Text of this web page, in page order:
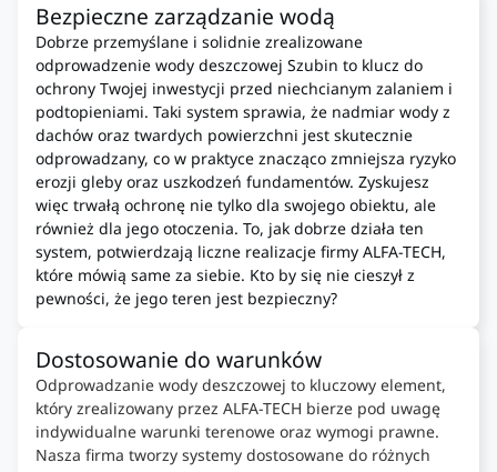
Bezpieczne zarządzanie wodą
Dobrze przemyślane i solidnie zrealizowane
odprowadzenie wody deszczowej Szubin to klucz do
ochrony Twojej inwestycji przed niechcianym zalaniem i
podtopieniami. Taki system sprawia, że nadmiar wody z
dachów oraz twardych powierzchni jest skutecznie
odprowadzany, co w praktyce znacząco zmniejsza ryzyko
erozji gleby oraz uszkodzeń fundamentów. Zyskujesz
więc trwałą ochronę nie tylko dla swojego obiektu, ale
również dla jego otoczenia. To, jak dobrze działa ten
system, potwierdzają liczne realizacje firmy ALFA-TECH,
które mówią same za siebie. Kto by się nie cieszył z
pewności, że jego teren jest bezpieczny?
Dostosowanie do warunków
Odprowadzanie wody deszczowej to kluczowy element,
który zrealizowany przez ALFA-TECH bierze pod uwagę
indywidualne warunki terenowe oraz wymogi prawne.
Nasza firma tworzy systemy dostosowane do różnych